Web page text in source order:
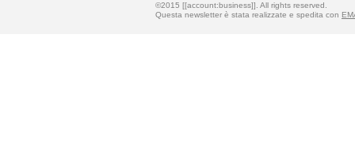
©2015 [[account:business]]. All rights reserved.
Questa newsletter è stata realizzate e spedita con